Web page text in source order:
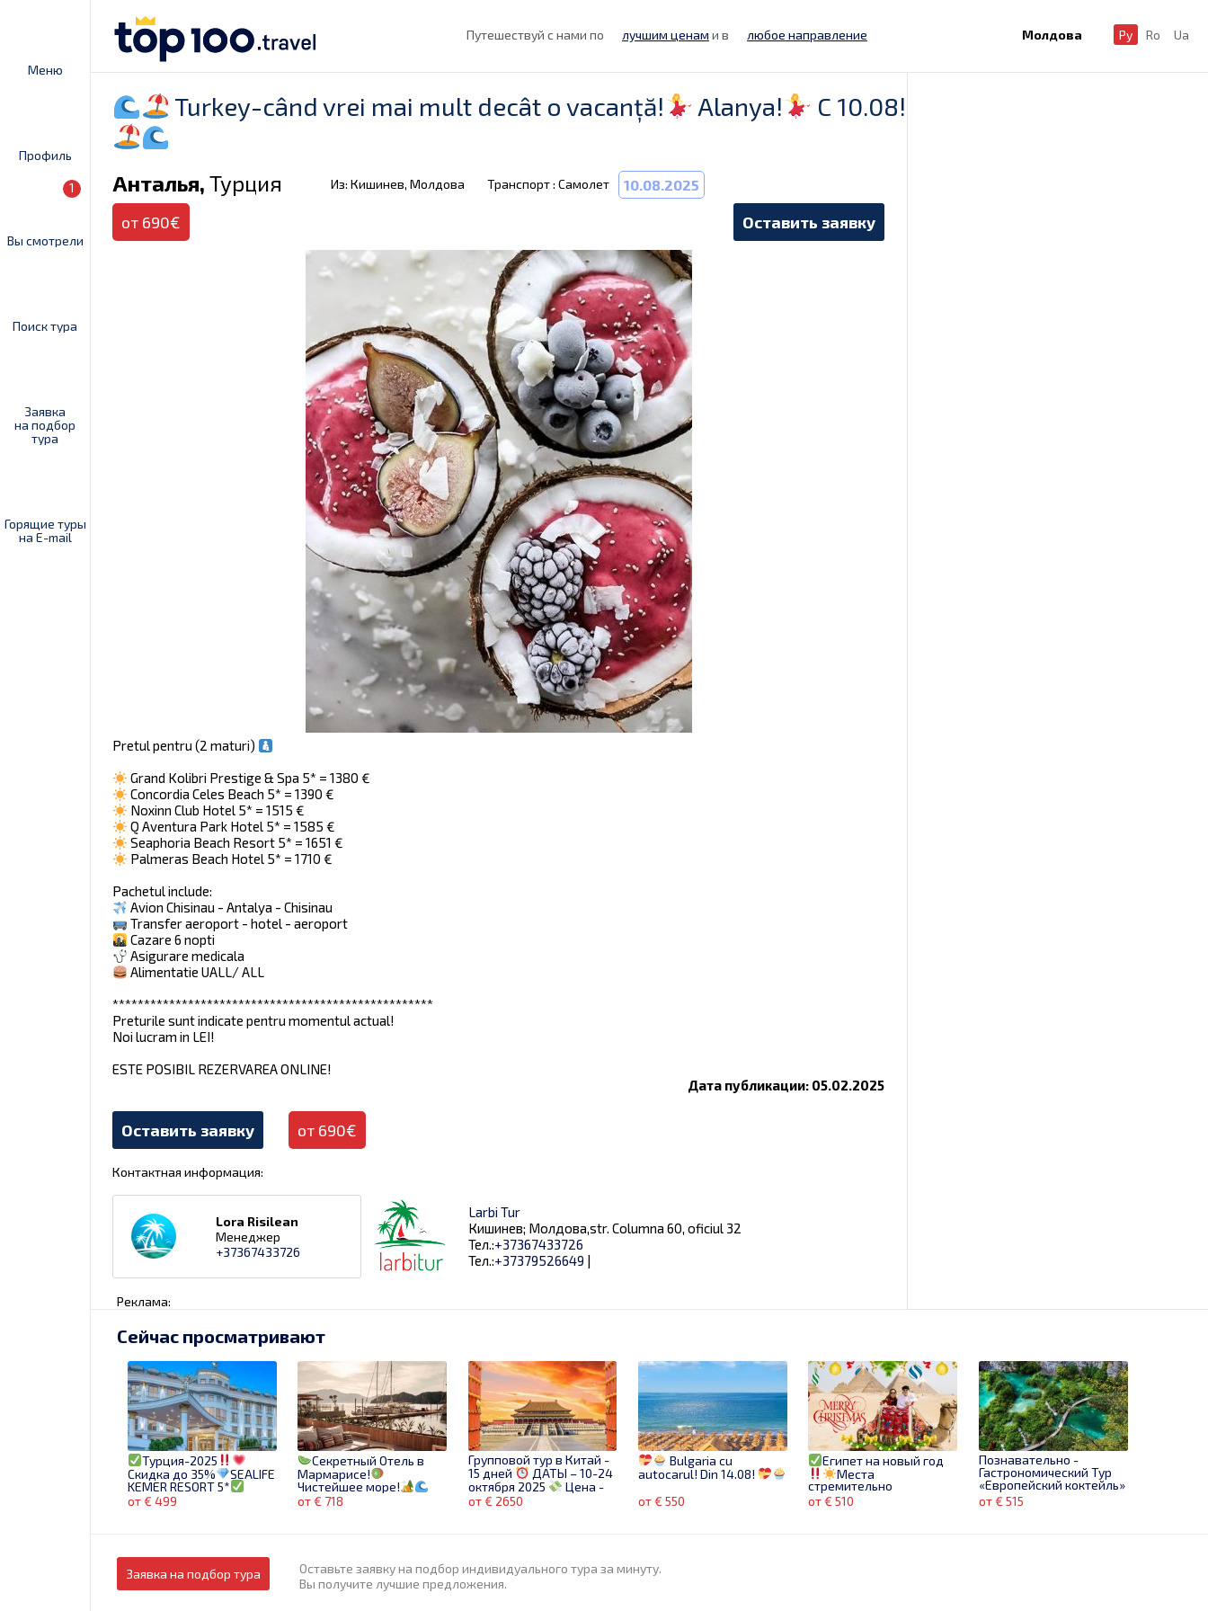
Меню
Профиль
Вы смотрели
1
Поиск тура
Заявка
на подбор
тура
Горящие туры
на E-mail
Путешествуй с нами по лучшим ценам и в любое направление Молдова Ру Ro Ua
Turkey-când vrei mai mult decât o vacanță! Alanya! C 10.08!
Анталья, Турция Из: Кишинев, Молдова Транспорт : Самолет 10.08.2025
от 690€ Оставить заявку
Pretul pentru (2 maturi)
Grand Kolibri Prestige & Spa 5* = 1380 €
Concordia Celes Beach 5* = 1390 €
Noxinn Club Hotel 5* = 1515 €
Q Aventura Park Hotel 5* = 1585 €
Seaphoria Beach Resort 5* = 1651 €
Palmeras Beach Hotel 5* = 1710 €
Pachetul include:
Avion Chisinau - Antalya - Chisinau
Transfer aeroport - hotel - aeroport
Cazare 6 nopti
Asigurare medicala
Alimentatie UALL/ ALL
***************************************************
Preturile sunt indicate pentru momentul actual!
Noi lucram in LEI!
ESTE POSIBIL REZERVAREA ONLINE!
Дата публикации: 05.02.2025
Оставить заявку от 690€
Контактная информация:
Lora Risilean
Менеджер
+37367433726
Larbi Tur
Кишинев; Молдова,str. Columna 60, oficiul 32
Тел.:+37367433726
Тел.:+37379526649 |
Реклама:
Сейчас просматривают
Турция-2025
Скидка до 35%
SEALIFE
KEMER RESORT 5*
Бронируй сейчас!
от € 499
Секретный Отель в
Мармарисе!
Чистейшее море!
Бронируй сейчас!
от € 718
Групповой тур в Китай -
15 дней
ДАТЫ – 10-24
октября 2025
Цена -
2650 евро
от € 2650
Bulgaria cu
autocarul! Din 14.08!
от € 550
Египет на новый год
Места
стремительно
заканчиваются,
успевайте
от € 510
Познавательно -
Гастрономический Тур
«Европейский коктейль»
от € 515
Заявка на подбор тура
Оставьте заявку на подбор индивидуального тура за минуту.
Вы получите лучшие предложения.